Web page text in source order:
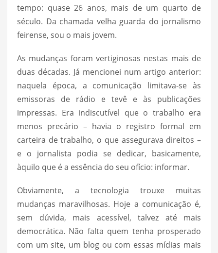
tempo: quase 26 anos, mais de um quarto de
século. Da chamada velha guarda do jornalismo
feirense, sou o mais jovem.
As mudanças foram vertiginosas nestas mais de
duas décadas. Já mencionei num artigo anterior:
naquela época, a comunicação limitava-se às
emissoras de rádio e tevê e às publicações
impressas. Era indiscutível que o trabalho era
menos precário – havia o registro formal em
carteira de trabalho, o que assegurava direitos –
e o jornalista podia se dedicar, basicamente,
àquilo que é a essência do seu ofício: informar.
Obviamente, a tecnologia trouxe muitas
mudanças maravilhosas. Hoje a comunicação é,
sem dúvida, mais acessível, talvez até mais
democrática. Não falta quem tenha prosperado
com um site, um blog ou com essas mídias mais